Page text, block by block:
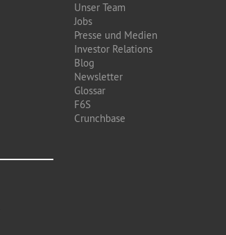
Unser Team
Jobs
Presse und Medien
Investor Relations
Blog
Newsletter
Glossar
F6S
Crunchbase